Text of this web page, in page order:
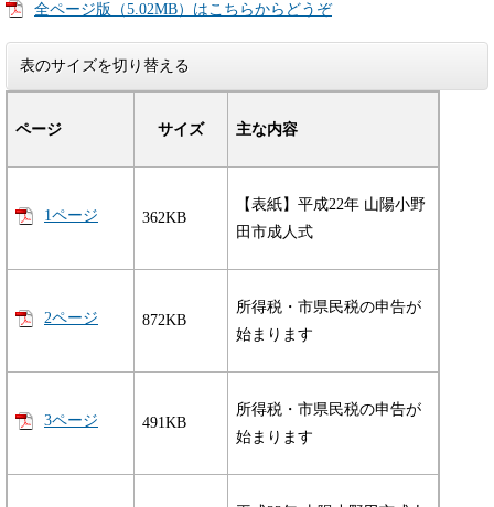
全ページ版（5.02MB）はこちらからどうぞ
表のサイズを切り替える
ページ サイズ 主な内容
1ページ 362KB
【表紙】平成22年 山陽小野
田市成人式
2ページ 872KB
所得税・市県民税の申告が
始まります
3ページ 491KB
所得税・市県民税の申告が
始まります